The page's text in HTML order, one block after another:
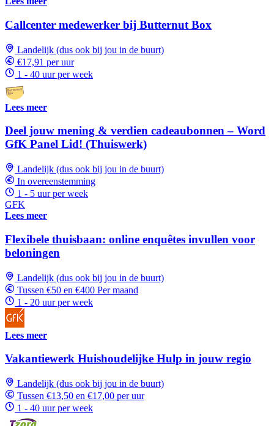
Callcenter medewerker bij Butternut Box
Landelijk (dus ook bij jou in de buurt)
€17,91 per uur
1 - 40 uur per week
Lees meer
Deel jouw mening & verdien cadeaubonnen – Word
GfK Panel Lid! (Thuiswerk)
Landelijk (dus ook bij jou in de buurt)
In overeenstemming
1 - 5 uur per week
GFK
Lees meer
Flexibele thuisbaan: online enquêtes invullen voor
beloningen
Landelijk (dus ook bij jou in de buurt)
Tussen €50 en €400 Per maand
1 - 20 uur per week
Lees meer
Vakantiewerk Huishoudelijke Hulp in jouw regio
Landelijk (dus ook bij jou in de buurt)
Tussen €13,50 en €17,00 per uur
1 - 40 uur per week